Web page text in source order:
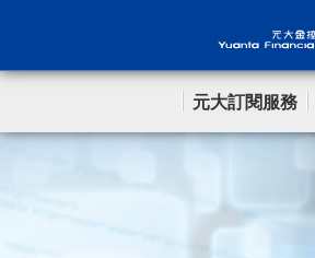
元大訂閱服務